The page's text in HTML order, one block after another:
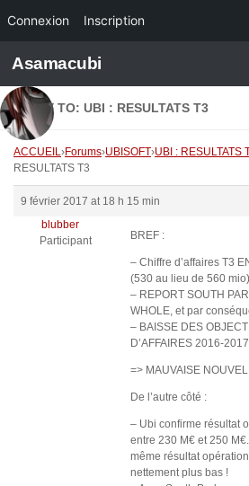
Connexion Inscription
Skip to content
Asamacubi
REPLY TO: UBI : RESULTATS T3
ACCUEIL›Forums›UBISOFT›UBI : RESULTATS
RESULTATS T3
9 février 2017 at 18 h 15 min
blubber
Participant
BREF :
– Chiffre d’affaires T3
(530 au lieu de 560 mio)
– REPORT SOUTH
WHOLE, et par
– BAISSE DES
D’AFFAIRES 2016-2017
=> MAUVAISE
De l’autre côté :
– Ubi confirme résultat
entre 230 M€ et 250
même résultat
nettement plus bas !